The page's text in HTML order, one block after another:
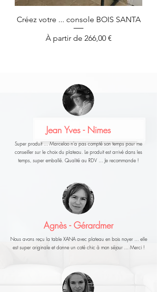
Créez votre ... console BOIS SANTA
À partir de 266,00 €
Prix promotionnel
Jean Yves - Nimes
Super produit ... Marceloo n'a pas compté son temps pour me
conseiller sur le choix du plateau. Le produit est arrivé dans les
temps, super emballé. Qualité au RDV ... Je recommande !
Agnès - Gérardmer
Nous avons reçu la table XANA avec plateau en bois noyer ... elle
est super originale et donne un coté chic à mon séjour ... Merci !